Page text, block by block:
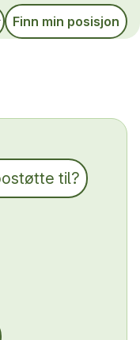
Finn min posisjon
til?